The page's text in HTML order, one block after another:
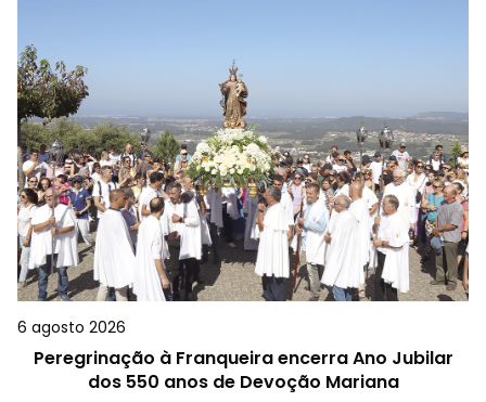
6 agosto 2026
Peregrinação à Franqueira encerra Ano Jubilar
dos 550 anos de Devoção Mariana